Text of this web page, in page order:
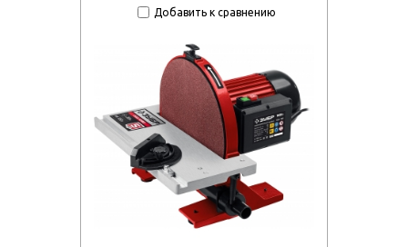
Добавить к сравнению